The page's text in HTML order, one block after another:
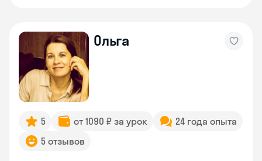
Ольга
5 от 1090 ₽ за урок
24 года опыта
5 отзывов